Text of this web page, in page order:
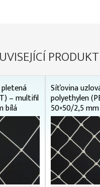
– multifil
bílá
Síťovina
polyethylen
50×50/2,5